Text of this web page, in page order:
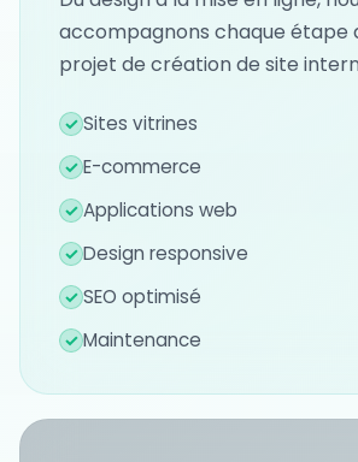
accompagnons chaque étape
projet de création de site
✓ Sites vitrines
✓ E-commerce
✓ Applications web
✓ Design responsive
✓ SEO optimisé
✓ Maintenance